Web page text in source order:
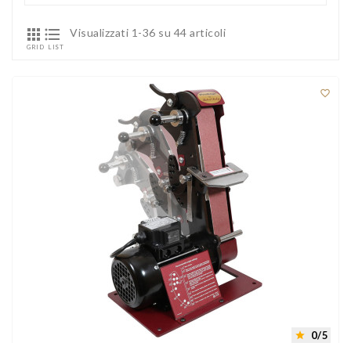

GRID

LIST
Visualizzati 1-36 su 44 articoli

 0/5